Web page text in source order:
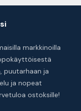
markkinoilla
puutarhaan ja
ja nopeat
ostoksille!